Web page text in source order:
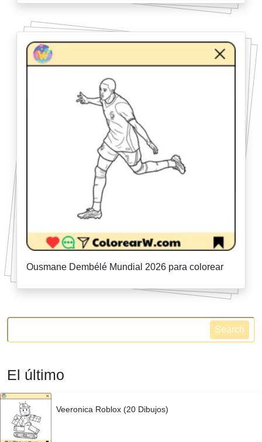
Ousmane Dembélé Mundial 2026 para colorear
Search
El último
Veeronica Roblox (20 Dibujos)